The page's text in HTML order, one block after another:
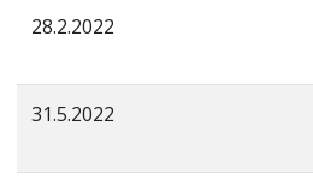
28.2.2022
31.5.2022